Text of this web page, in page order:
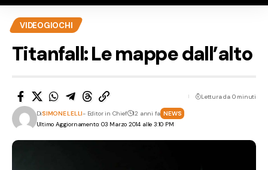
VIDEOGIOCHI
Titanfall: Le mappe dall’alto
Ultimo Aggiornamento: 03 Marzo 2014 alle 3:10 PM
DiSIMONE LELLI- Editor in Chief 12 anni fa NEWS
Lettura da 0 minuti